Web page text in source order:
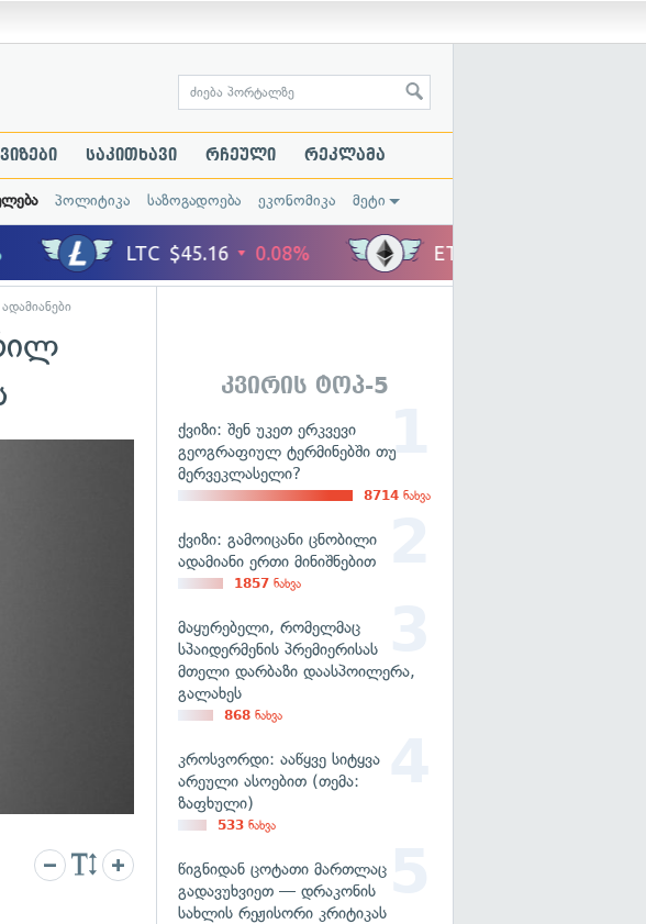
საკითხავი რჩეული რეკლამა
პოლიტიკა საზოგადოება ეკონომიკა მეტი
კვირის ტოპ-5
ქვიზი: შენ უკეთ ერკვევი
გეოგრაფიულ ტერმინებში თუ
მერვეკლასელი?
8714 ნახვა
ქვიზი: გამოიცანი ცნობილი
ადამიანი ერთი მინიშნებით
1857 ნახვა
მაყურებელი, რომელმაც
სპაიდერმენის პრემიერისას
მთელი დარბაზი დაასპოილერა,
გალახეს
868 ნახვა
კროსვორდი: ააწყვე სიტყვა
არეული ასოებით (თემა:
ზაფხული)
533 ნახვა
წიგნიდან ცოტათი მართლაც
გადავუხვიეთ — დრაკონის
სახლის რეჟისორი კრიტიკას